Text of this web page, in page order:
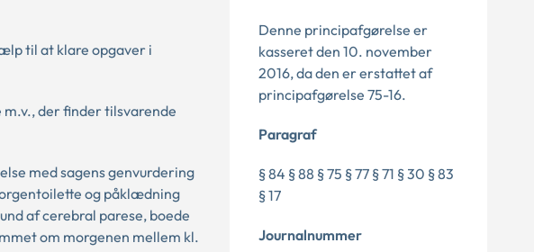
til at klare opgaver i
der finder tilsvarende
med sagens genvurdering
og påklædning
af cerebral parese, boede
om morgenen mellem kl.
Denne principafgørelse er
kasseret den 10. november
2016, da den er erstattet af
principafgørelse 75-16.
Paragraf
§ 84 § 88 § 75 § 77 § 71 § 30 § 83
§ 17
Journalnummer